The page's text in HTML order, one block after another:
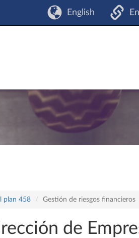
English
plan 458 Gestión de riesgos financieros
de